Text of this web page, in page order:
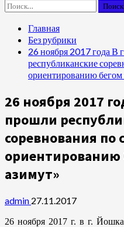
Найти:
Главная
Без рубрики
26 ноября 2017 года
республиканские
ориентированию
26 ноября 2017
прошли
соревнования по
ориентированию
азимут»
admin 27.11.2017
26 ноября 2017 г. в г.